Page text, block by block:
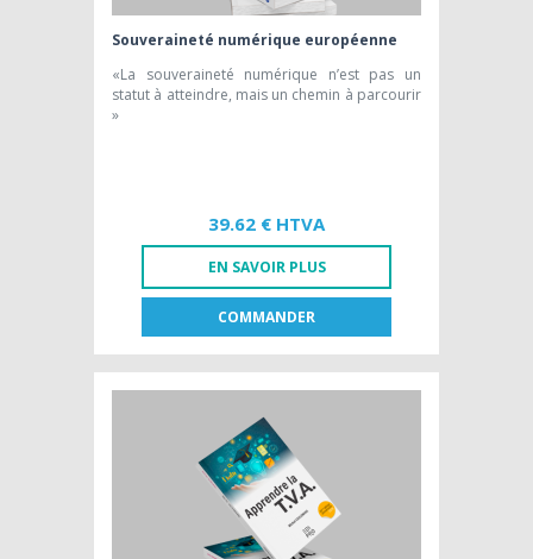
Souveraineté numérique européenne
«La souveraineté numérique n’est pas un
statut à atteindre, mais un chemin à parcourir
»
39.62 € HTVA
EN SAVOIR PLUS
COMMANDER
NL